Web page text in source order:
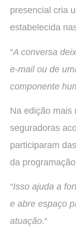
presencial cria
estabelecida
“A conversa
e-mail ou de
componente
Na edição mais
seguradoras
participaram
da
“Isso ajuda a
e abre espaço
atuação.“